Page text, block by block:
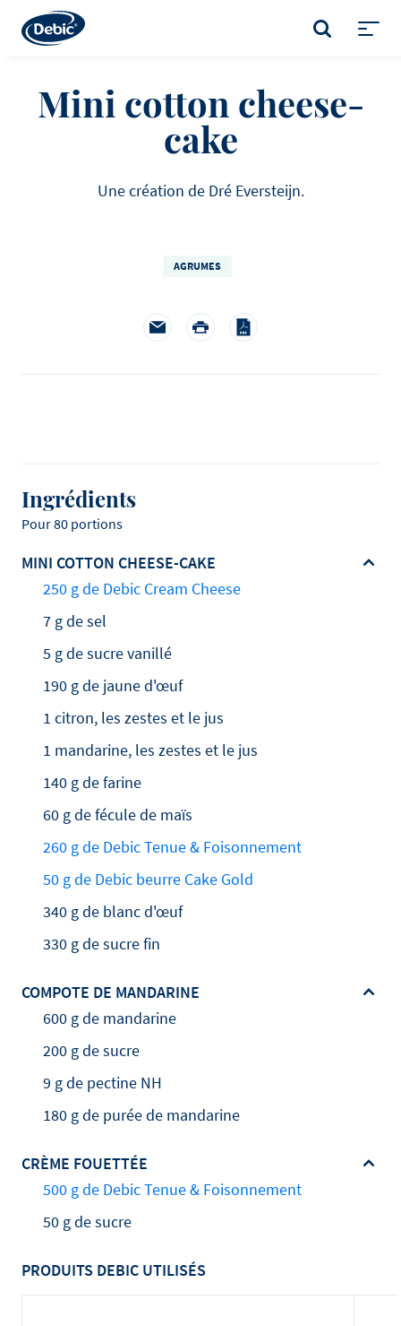
main
RECHERCHER
Mini cotton cheese-
cake
Une création de Dré Eversteijn.
AGRUMES
Ingrédients
Pour 80 portions
MINI COTTON CHEESE-CAKE
250 g de Debic Cream Cheese
7 g de sel
5 g de sucre vanillé
190 g de jaune d'œuf
1 citron, les zestes et le jus
1 mandarine, les zestes et le jus
140 g de farine
60 g de fécule de maïs
260 g de Debic Tenue & Foisonnement
50 g de Debic beurre Cake Gold
340 g de blanc d'œuf
330 g de sucre fin
COMPOTE DE MANDARINE
600 g de mandarine
200 g de sucre
9 g de pectine NH
180 g de purée de mandarine
CRÈME FOUETTÉE
500 g de Debic Tenue & Foisonnement
50 g de sucre
PRODUITS DEBIC UTILISÉS